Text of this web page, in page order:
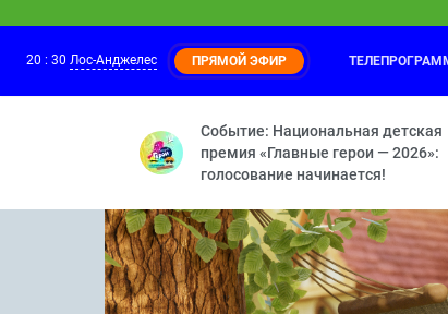
20:00
Ми-Ми-Мишки
20 : 30 Лос-Анджелес ПРЯМОЙ ЭФИР
Событие: Национальная детская
премия «Главные герои — 2026»:
голосование начинается!